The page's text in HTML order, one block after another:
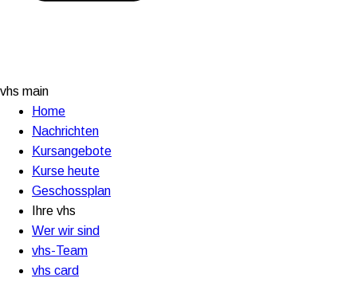
vhs main
Home
Nachrichten
Kursangebote
Kurse heute
Geschossplan
Ihre vhs
Wer wir sind
vhs-Team
vhs card